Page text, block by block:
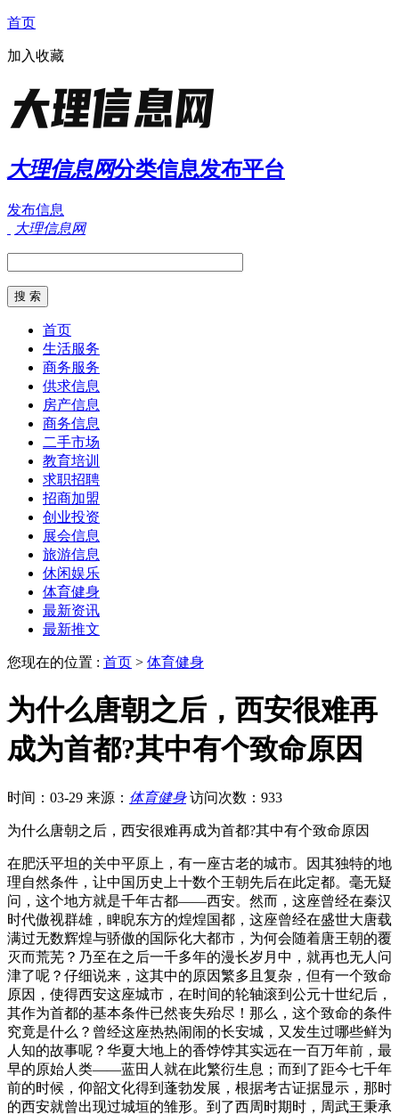
首页
加入收藏
大理信息网分类信息发布平台
发布信息
大理信息网
首页
生活服务
商务服务
供求信息
房产信息
商务信息
二手市场
教育培训
求职招聘
招商加盟
创业投资
展会信息
旅游信息
休闲娱乐
体育健身
最新资讯
最新推文
您现在的位置 : 首页 > 体育健身
为什么唐朝之后，西安很难再
成为首都?其中有个致命原因
时间：03-29 来源： 体育健身 访问次数：933
为什么唐朝之后，西安很难再成为首都?其中有个致命原因
在肥沃平坦的关中平原上，有一座古老的城市。因其独特的地
理自然条件，让中国历史上十数个王朝先后在此定都。毫无疑
问，这个地方就是千年古都——西安。然而，这座曾经在秦汉
时代傲视群雄，睥睨东方的煌煌国都，这座曾经在盛世大唐载
满过无数辉煌与骄傲的国际化大都市，为何会随着唐王朝的覆
灭而荒芜？乃至在之后一千多年的漫长岁月中，就再也无人问
津了呢？仔细说来，这其中的原因繁多且复杂，但有一个致命
原因，使得西安这座城市，在时间的轮轴滚到公元十世纪后，
其作为首都的基本条件已然丧失殆尽！那么，这个致命的条件
究竟是什么？曾经这座热热闹闹的长安城，又发生过哪些鲜为
人知的故事呢？华夏大地上的香饽饽其实远在一百万年前，最
早的原始人类——蓝田人就在此繁衍生息；而到了距今七千年
前的时候，仰韶文化得到蓬勃发展，根据考古证据显示，那时
的西安就曾出现过城垣的雏形。到了西周时期时，周武王秉承